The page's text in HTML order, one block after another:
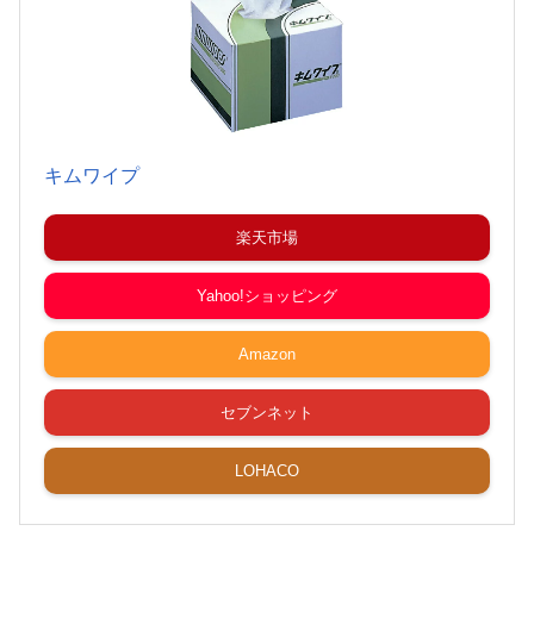
キムワイプ
楽天市場
Yahoo!ショッピング
Amazon
セブンネット
LOHACO